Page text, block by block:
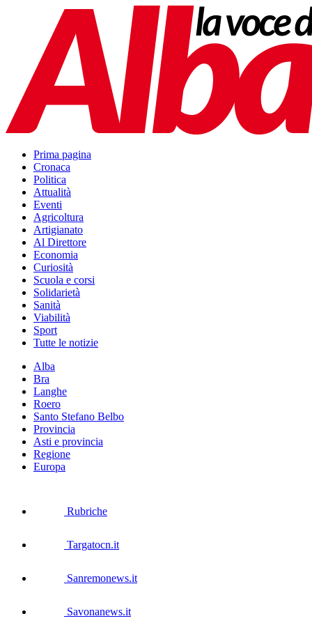
Prima pagina
Cronaca
Politica
Attualità
Eventi
Agricoltura
Artigianato
Al Direttore
Economia
Curiosità
Scuola e corsi
Solidarietà
Sanità
Viabilità
Sport
Tutte le notizie
Alba
Bra
Langhe
Roero
Santo Stefano Belbo
Provincia
Asti e provincia
Regione
Europa
Rubriche
Targatocn.it
Sanremonews.it
Savonanews.it